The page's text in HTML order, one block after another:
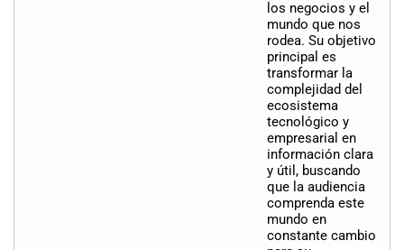
los negocios y el
mundo que nos
rodea. Su objetivo
principal es
transformar la
complejidad del
ecosistema
tecnológico y
empresarial en
información clara
y útil, buscando
que la audiencia
comprenda este
mundo en
constante cambio